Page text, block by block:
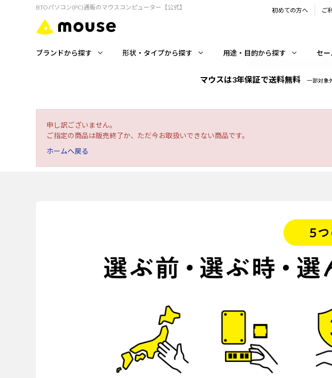
BTOパソコン(PC)通販のマウスコンピューター【公式】 初めての方へ ご
ブランドから探す 形状・タイプから探す 用途・目的から探す セー
マウスは3年保証で送料無料 一部対象
申し訳ございません。
ご指定の商品は販売終了か、ただ今お取扱いできない商品です。
ホームへ戻る